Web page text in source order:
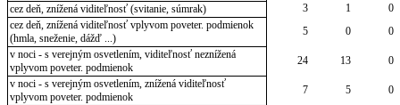
cez deň, znížená viditeľnosť (svitanie, súmrak)
3 1
0
cez deň, znížená viditeľnosť vplyvom poveter. podmienok
(hmla, sneženie, dážď ...)
5 0
0
v noci - s verejným osvetlením, viditeľnosť neznížená
vplyvom poveter. podmienok
24 13
0
v noci - s verejným osvetlením, znížená viditeľnosť
vplyvom poveter. podmienok
7 5
0